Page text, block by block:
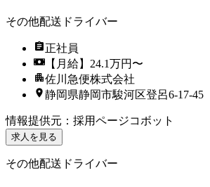
その他配送ドライバー
正社員
【月給】24.1万円〜
佐川急便株式会社
静岡県静岡市駿河区登呂6-17-45
情報提供元 ： 採用ページコボット
求人を見る
その他配送ドライバー